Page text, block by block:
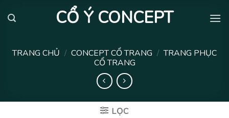
CỔ Ý CONCEPT
TRANG CHỦ / CONCEPT CỔ TRANG / TRANG PHỤC
CỔ TRANG
LỌC